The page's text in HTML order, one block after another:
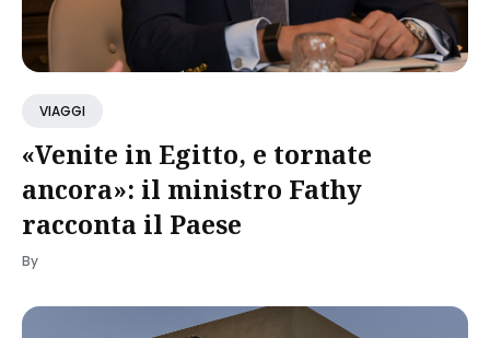
VIAGGI
«Venite in Egitto, e tornate
ancora»: il ministro Fathy
racconta il Paese
By